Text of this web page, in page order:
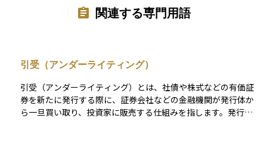
関連する専門用語
引受（アンダーライティング）
引受（アンダーライティング）とは、社債や株式などの有価証
券を新たに発行する際に、証券会社などの金融機関が発行体か
ら一旦買い取り、投資家に販売する仕組みを指します。発行体